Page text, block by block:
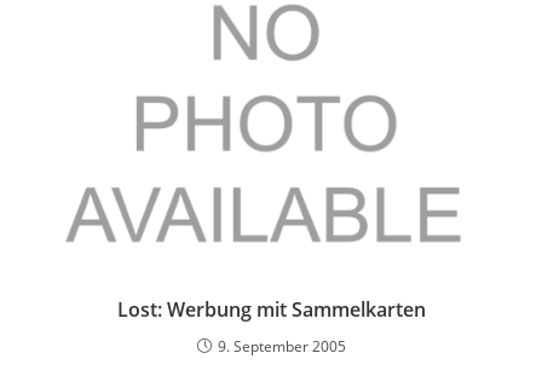
Lost: Werbung mit Sammelkarten
9. September 2005